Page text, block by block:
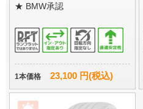
★ BMW承認
1本価格 23,100 円(税込)